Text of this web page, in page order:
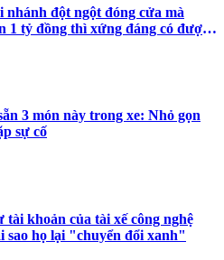
đột ngột đóng cửa mà
tỷ đồng thì xứng đáng có được
3 món này trong xe: Nhỏ gọn
sự cố
khoản của tài xế công nghệ
sao họ lại "chuyển đổi xanh"